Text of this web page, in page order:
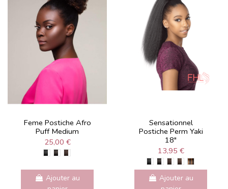
Feme Postiche Afro
Puff Medium
25,00 €
Ajouter au
Sensationnel
Postiche Perm Yaki
18"
13,95 €
Ajouter au